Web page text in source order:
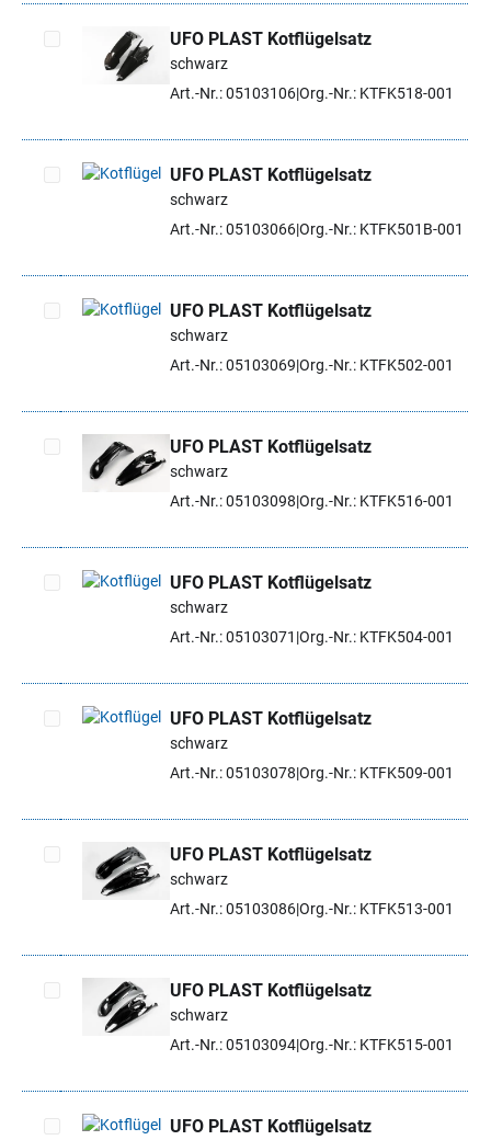
Artikel auswählen
UFO PLAST Kotflügelsatz
schwarz
Art.-Nr.: 05103106Org.-Nr.: KTFK518-001
Artikel auswählen
UFO PLAST Kotflügelsatz
schwarz
Art.-Nr.: 05103066Org.-Nr.: KTFK501B-001
Artikel auswählen
UFO PLAST Kotflügelsatz
schwarz
Art.-Nr.: 05103069 Org.-Nr.: KTFK502-001
Artikel auswählen
UFO PLAST Kotflügelsatz
schwarz
Art.-Nr.: 05103098 Org.-Nr.: KTFK516-001
Artikel auswählen
UFO PLAST Kotflügelsatz
schwarz
Art.-Nr.: 05103071 Org.-Nr.: KTFK504-001
Artikel auswählen
UFO PLAST Kotflügelsatz
schwarz
Art.-Nr.: 05103078 Org.-Nr.: KTFK509-001
Artikel auswählen
UFO PLAST Kotflügelsatz
schwarz
Art.-Nr.: 05103086Org.-Nr.: KTFK513-001
Artikel auswählen
UFO PLAST Kotflügelsatz
schwarz
Art.-Nr.: 05103094Org.-Nr.: KTFK515-001
UFO PLAST Kotflügelsatz